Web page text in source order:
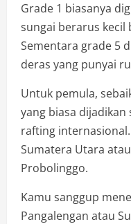
Grade 1 biasanya
sungai berarus kecil
Sementara grade 5
deras yang punyai
Untuk pemula,
yang biasa dijadikan
rafting
Sumatera Utara
Probolinggo.
Kamu sanggup
Pangalengan atau